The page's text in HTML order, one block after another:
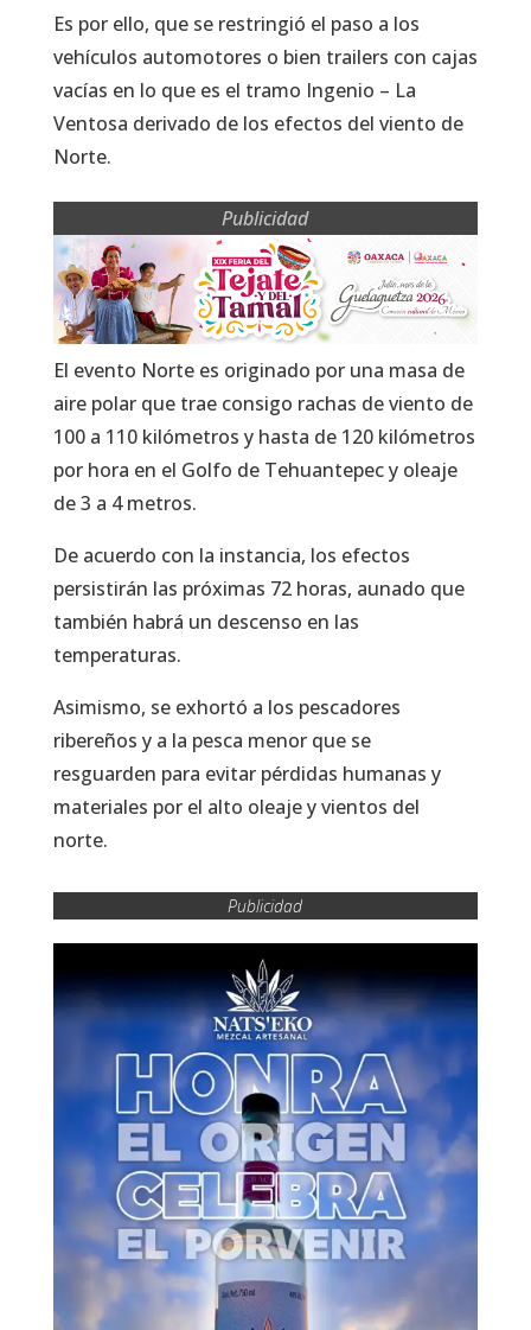
Es por ello, que se restringió el paso a los
vehículos automotores o bien trailers con cajas
vacías en lo que es el tramo Ingenio – La
Ventosa derivado de los efectos del viento de
Norte.
Publicidad
El evento Norte es originado por una masa de
aire polar que trae consigo rachas de viento de
100 a 110 kilómetros y hasta de 120 kilómetros
por hora en el Golfo de Tehuantepec y oleaje
de 3 a 4 metros.
De acuerdo con la instancia, los efectos
persistirán las próximas 72 horas, aunado que
también habrá un descenso en las
temperaturas.
Asimismo, se exhortó a los pescadores
ribereños y a la pesca menor que se
resguarden para evitar pérdidas humanas y
materiales por el alto oleaje y vientos del
norte.
Publicidad